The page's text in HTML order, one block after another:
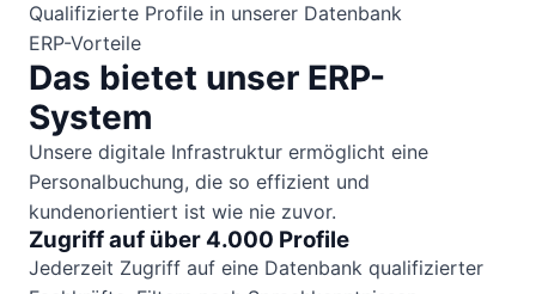
Qualifizierte Profile in unserer Datenbank
ERP-Vorteile
Das bietet unser ERP-
System
Unsere digitale Infrastruktur ermöglicht eine
Personalbuchung, die so effizient und
kundenorientiert ist wie nie zuvor.
Zugriff auf über 4.000 Profile
Jederzeit Zugriff auf eine Datenbank qualifizierter